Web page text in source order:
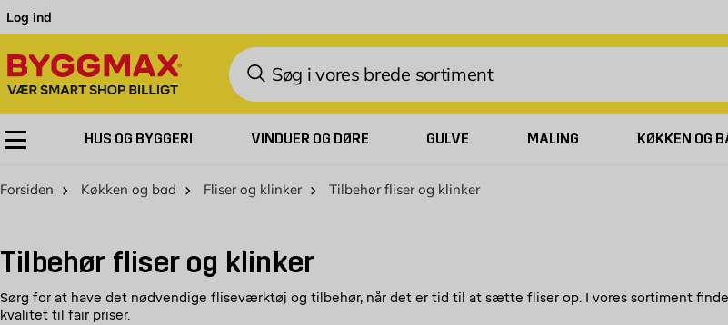
Log ind
Søg
HUS OG BYGGERI VINDUER OG DØRE GULVE MALING KØKKEN OG
Forsiden Køkken og bad Fliser og klinker Tilbehør fliser og klinker
Tilbehør fliser og klinker
Sørg for at have det nødvendige fliseværktøj og tilbehør, når det er tid til at sætte fliser op. I vores sortiment
kvalitet til fair priser.